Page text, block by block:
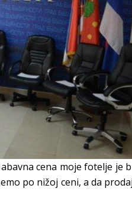
cena moje fotelje je
po nižoj ceni, a da